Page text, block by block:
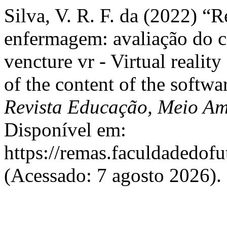
Silva, V. R. F. da (2022)
enfermagem: avaliação do
vencture vr - Virtual reality
of the content of the
Revista Educação, Meio
Disponível em:
https://
(Acessado: 7 agosto 2026).